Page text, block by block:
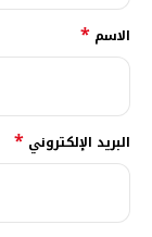
الاسم *
البريد الإلكتروني *